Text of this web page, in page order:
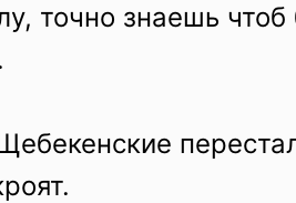
точно знаешь чтоб